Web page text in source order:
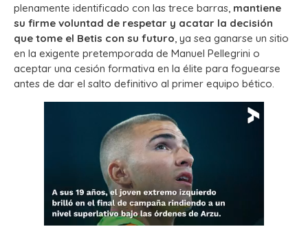
plenamente identificado con las trece barras, mantiene
su firme voluntad de respetar y acatar la decisión
que tome el Betis con su futuro , ya sea ganarse un sitio
en la exigente pretemporada de Manuel Pellegrini o
aceptar una cesión formativa en la élite para foguearse
antes de dar el salto definitivo al primer equipo bético.